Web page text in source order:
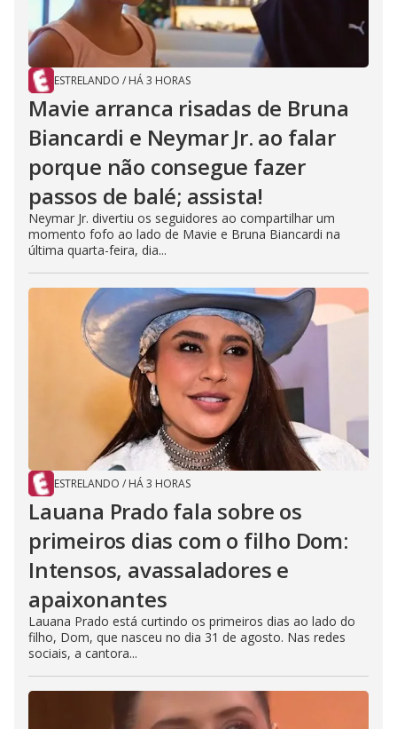
ESTRELANDO / HÁ 3 HORAS
Mavie arranca risadas de Bruna
Biancardi e Neymar Jr. ao falar
porque não consegue fazer
passos de balé; assista!
Neymar Jr. divertiu os seguidores ao compartilhar um
momento fofo ao lado de Mavie e Bruna Biancardi na
última quarta-feira, dia...
ESTRELANDO / HÁ 3 HORAS
Lauana Prado fala sobre os
primeiros dias com o filho Dom:
Intensos, avassaladores e
apaixonantes
Lauana Prado está curtindo os primeiros dias ao lado do
filho, Dom, que nasceu no dia 31 de agosto. Nas redes
sociais, a cantora...